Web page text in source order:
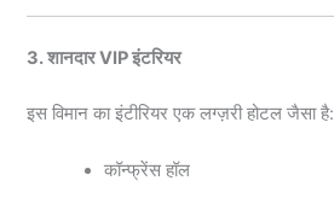
3. शानदार VIP इंटरियर
इस विमान का इंटीरियर एक लग्ज़री होटल जैसा है:
कॉन्फ्रेंस हॉल